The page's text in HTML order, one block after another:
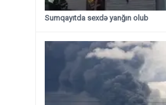
Sumqayıtda sexdə yanğın olub